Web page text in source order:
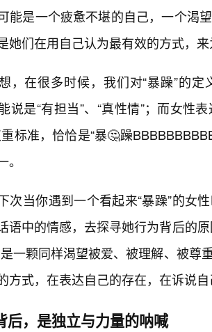
能是一个疲惫不堪的自己，一个渴
她们在用自己认为最有效的方式，
，在很多时候，我们对“暴躁”的
说是“有担当”、“真性情”；而女性
标准，恰恰是“暴🤔躁
次当你遇到一个看起来“暴躁”的女
语中的情感，去探寻她行为背后的
一颗同样渴望被爱、被理解、被尊
方式，在表达自己的存在，在诉说自
后，是独立与力量的呐喊